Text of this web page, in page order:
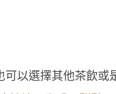
以選擇其他茶飲或